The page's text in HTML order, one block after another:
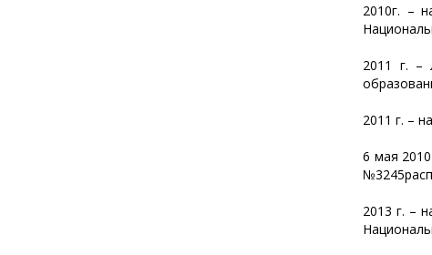
2010г. –
2011 г. –
2011 г. –
6 мая
2013 г. –